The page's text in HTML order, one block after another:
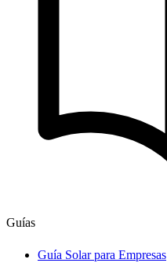
Guías
Guía Solar para Empresas